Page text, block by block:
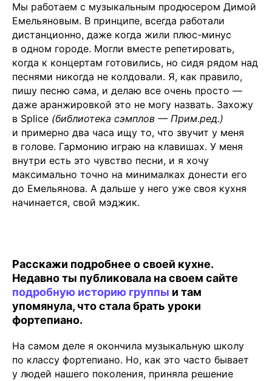
Мы работаем с музыкальным продюсером Димой
Емельяновым. В принципе, всегда работали
дистанционно, даже когда жили плюс-минус
в одном городе. Могли вместе репетировать,
когда к концертам готовились, но сидя рядом над
песнями никогда не колдовали. Я, как правило,
пишу песню сама, и делаю все очень просто —
даже аранжировкой это не могу назвать. Захожу
в Splice (библиотека сэмплов — Прим.ред.)
и примерно два часа ищу то, что звучит у меня
в голове. Гармонию играю на клавишах. У меня
внутри есть это чувство песни, и я хочу
максимально точно на минималках донести его
до Емельянова. А дальше у него уже своя кухня
начинается, свой мэджик.
Расскажи подробнее о своей кухне.
Недавно ты публиковала на своем сайте
подробную историю группы и там
упомянула, что стала брать уроки
фортепиано.
На самом деле я окончила музыкальную школу
по классу фортепиано. Но, как это часто бывает
у людей нашего поколения, приняла решение